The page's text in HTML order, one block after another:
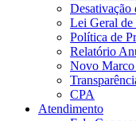
Desativação
Lei Geral de
Política de
Relatório
Novo Marco
CPA
Atendimento